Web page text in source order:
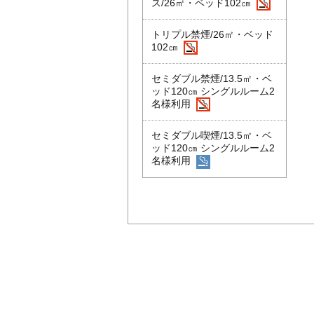
ス/26㎡・ベッド102㎝
トリプル禁煙/26㎡・ベッド
102㎝
セミダブル禁煙/13.5㎡・ベ
ッド120㎝ シングルルーム2
名様利用
セミダブル喫煙/13.5㎡・ベ
ッド120㎝ シングルルーム2
名様利用